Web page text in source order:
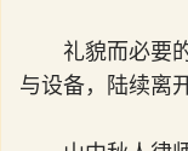
礼貌而必要
与设备，陆续离